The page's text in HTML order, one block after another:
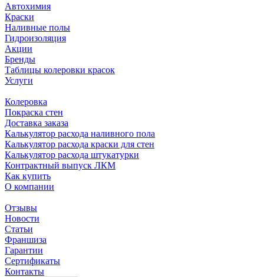
Автохимия
Краски
Наливные полы
Гидроизоляция
Акции
Бренды
Таблицы колеровки красок
Услуги
Колеровка
Покраска стен
Доставка заказа
Калькулятор расхода наливного пола
Калькулятор расхода краски для стен
Калькулятор расхода штукатурки
Контрактный выпуск ЛКМ
Как купить
О компании
Отзывы
Новости
Статьи
Франшиза
Гарантии
Сертификаты
Контакты